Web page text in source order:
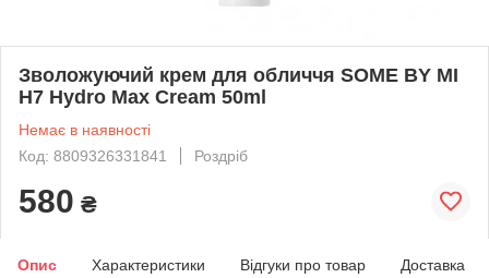
Зволожуючий крем для обличчя SOME BY MI
H7 Hydro Max Cream 50ml
Немає в наявності
Код: 8809326331841
Роздріб
580 ₴
Опис Характеристики Відгуки про товар Доставка